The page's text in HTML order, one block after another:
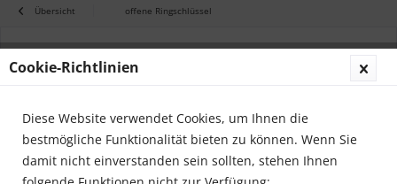
Übersicht offene Ringschlüssel
Cookie-Richtlinien
Diese Website verwendet Cookies, um Ihnen die
bestmögliche Funktionalität bieten zu können. Wenn Sie
damit nicht einverstanden sein sollten, stehen Ihnen